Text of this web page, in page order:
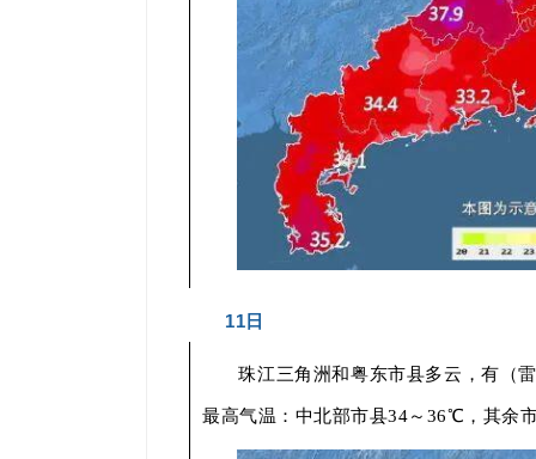
11日
珠江三角洲和粤东市县多云，有（
最高气温：中北部市县34～36℃，其余